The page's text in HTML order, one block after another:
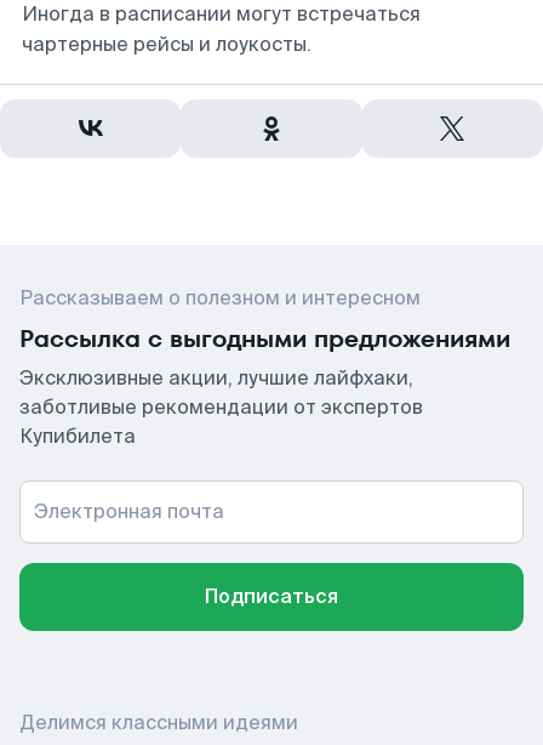
Иногда в расписании могут встречаться
чартерные рейсы и лоукосты.
Рассказываем о полезном и интересном
Рассылка с выгодными предложениями
Эксклюзивные акции, лучшие лайфхаки,
заботливые рекомендации от экспертов
Купибилета
Электронная почта
Подписаться
Делимся классными идеями